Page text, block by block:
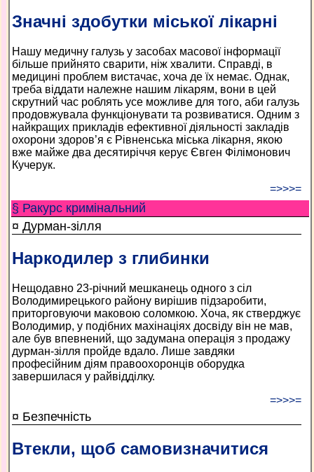
Значні здобутки міської лікарні
Нашу медичну галузь у засобах масової інформації
більше прийнято сварити, ніж хвалити. Справді, в
медицині проблем вистачає, хоча де їх немає. Однак,
треба віддати належне нашим лікарям, вони в цей
скрутний час роблять усе можливе для того, аби галузь
продовжувала функціонувати та розвиватися. Одним з
найкращих прикладів ефективної діяльності закладів
охорони здоров’я є Рівненська міська лікарня, якою
вже майже два десятиріччя керує Євген Філімонович
Кучерук.
=>>>=
§ Ракурс кримінальний
¤ Дурман-зілля
Наркодилер з глибинки
Нещодавно 23-річний мешканець одного з сіл
Володимирецького району вирішив підзаробити,
приторговуючи маковою соломкою. Хоча, як стверджує
Володимир, у подібних махінаціях досвіду він не мав,
але був впевнений, що задумана операція з продажу
дурман-зілля пройде вдало. Лише завдяки
професійним діям правоохоронців оборудка
завершилася у райвідділку.
=>>>=
¤ Безпечність
Втекли, щоб самовизначитися